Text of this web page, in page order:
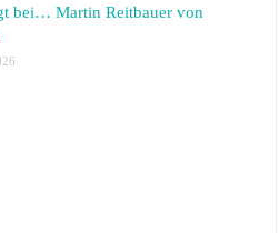
bei… Martin Reitbauer von